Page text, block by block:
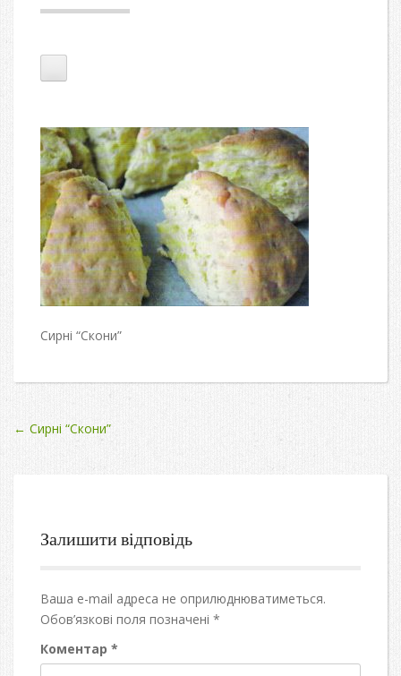
Сирні “Скони”
Post
navigation
← Сирні “Скони”
Залишити відповідь
Ваша e-mail адреса не оприлюднюватиметься.
Обов’язкові поля позначені *
Коментар *